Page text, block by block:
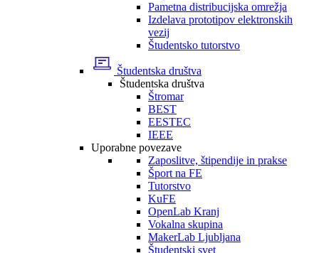
Pametna distribucijska omrežja
Izdelava prototipov elektronskih
vezij
Študentsko tutorstvo
Študentska društva
Študentska društva
Štromar
BEST
EESTEC
IEEE
Uporabne povezave
Zaposlitve, štipendije in prakse
Šport na FE
Tutorstvo
KuFE
OpenLab Kranj
Vokalna skupina
MakerLab Ljubljana
Študentski svet